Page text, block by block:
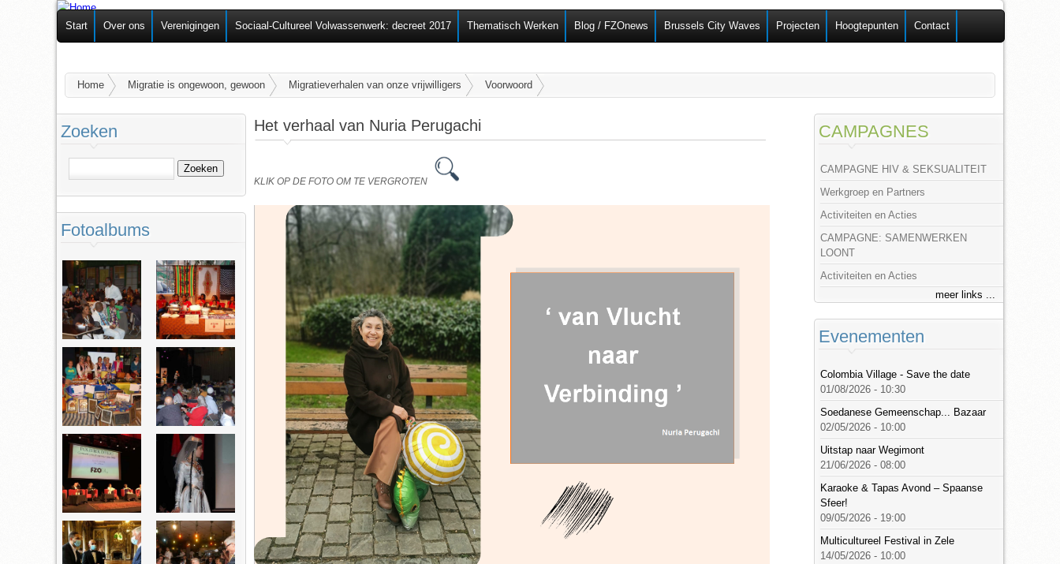
Overslaan en naar de
algemene inhoud gaan
Federatie van
Zelforganisaties
Start Over ons Verenigingen Sociaal-Cultureel Volwassenwerk: decreet 2017 Thematisch Werken Blog / FZOnews Brussels City Waves Projecten Hoogtepunten Contact
U bent hier
Home Migratie is ongewoon, gewoon Migratieverhalen van onze vrijwilligers Voorwoord
Het verhaal van Nuria Perugachi
KLIK OP DE FOTO OM TE VERGROTEN
Zoeken
Fotoalbums
CAMPAGNES
CAMPAGNE HIV & SEKSUALITEIT
Werkgroep en Partners
Activiteiten en Acties
CAMPAGNE: SAMENWERKEN
LOONT
Activiteiten en Acties
meer links ...
Evenementen
Colombia Village - Save the date
01/08/2026 - 10:30
Soedanese Gemeenschap... Bazaar
02/05/2026 - 10:00
Uitstap naar Wegimont
21/06/2026 - 08:00
Karaoke & Tapas Avond – Spaanse
Sfeer!
09/05/2026 - 19:00
Multicultureel Festival in Zele
14/05/2026 - 10:00